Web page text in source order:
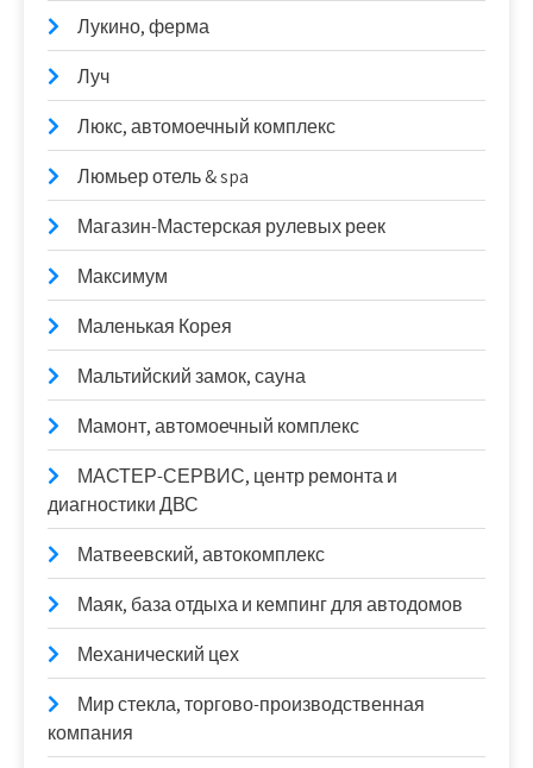
Лукино, ферма
Луч
Люкс, автомоечный комплекс
Люмьер отель & spa
Магазин-Мастерская рулевых реек
Максимум
Маленькая Корея
Мальтийский замок, сауна
Мамонт, автомоечный комплекс
МАСТЕР-СЕРВИС, центр ремонта и
диагностики ДВС
Матвеевский, автокомплекс
Маяк, база отдыха и кемпинг для автодомов
Механический цех
Мир стекла, торгово-производственная
компания